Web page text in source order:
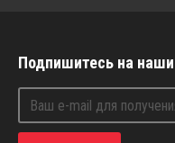
Подпишитесь на